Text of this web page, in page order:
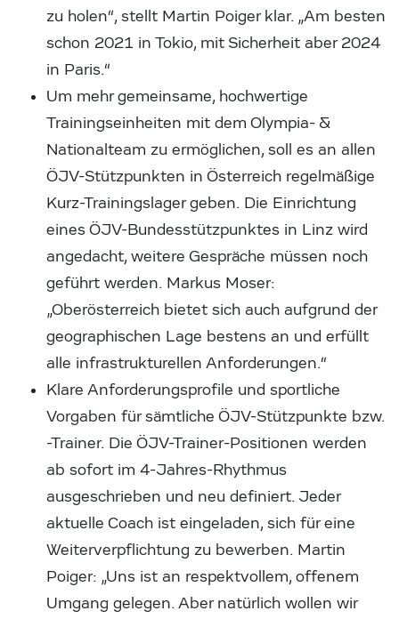
zu holen“, stellt Martin Poiger klar. „Am besten
schon 2021 in Tokio, mit Sicherheit aber 2024
in Paris.“
Um mehr gemeinsame, hochwertige
Trainingseinheiten mit dem Olympia- &
Nationalteam zu ermöglichen, soll es an allen
ÖJV-Stützpunkten in Österreich regelmäßige
Kurz-Trainingslager geben. Die Einrichtung
eines ÖJV-Bundesstützpunktes in Linz wird
angedacht, weitere Gespräche müssen noch
geführt werden. Markus Moser:
„Oberösterreich bietet sich auch aufgrund der
geographischen Lage bestens an und erfüllt
alle infrastrukturellen Anforderungen.“
Klare Anforderungsprofile und sportliche
Vorgaben für sämtliche ÖJV-Stützpunkte bzw.
-Trainer. Die ÖJV-Trainer-Positionen werden
ab sofort im 4-Jahres-Rhythmus
ausgeschrieben und neu definiert. Jeder
aktuelle Coach ist eingeladen, sich für eine
Weiterverpflichtung zu bewerben. Martin
Poiger: „Uns ist an respektvollem, offenem
Umgang gelegen. Aber natürlich wollen wir